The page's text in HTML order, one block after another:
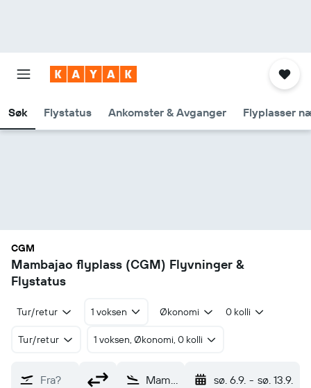
Søk Flystatus Ankomster & Avganger Flyplasser
CGM
Mambajao flyplass (CGM) Flyvninger &
Flystatus
Tur/retur 1 voksen Økonomi 0 kolli
Tur/retur 1 voksen, Økonomi, 0 kolli
Fra? Mambajao (CGM) sø. 6.9. - sø. 13.9.